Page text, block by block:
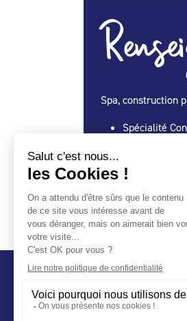
Spa, construction
Spécialité
Spécialité
Spécialité